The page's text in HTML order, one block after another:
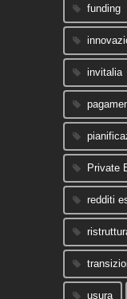
funding
invitalia
Private
redditi
usura